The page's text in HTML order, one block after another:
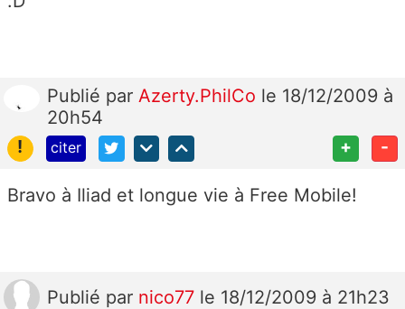
Publié par Azerty.PhilCo le 18/12/2009 à
20h54
!
citer + -
Bravo à Iliad et longue vie à Free Mobile!
Publié par nico77 le 18/12/2009 à 21h23